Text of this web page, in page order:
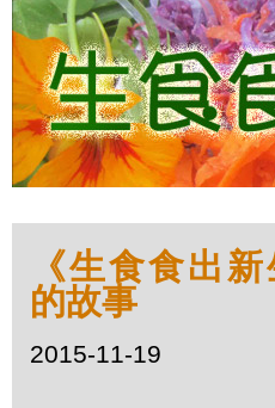
《生食食出
的故事
2015-11-19